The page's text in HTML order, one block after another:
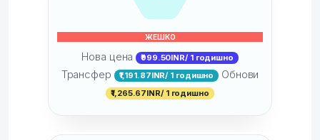
ЖЕШКО
Нова цена ₹999.50INR/ 1 годишно
Трансфер ₹1,191.87INR/ 1 годишно Обнови
₹1,265.67INR/ 1 годишно